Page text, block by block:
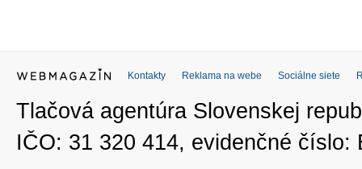
Kontakty Reklama na webe Sociálne siete
Tlačová agentúra Slovenskej
IČO: 31 320 414, evidenčné číslo: